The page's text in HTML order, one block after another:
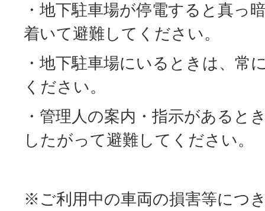
・地下駐車場が停電すると真っ
着いて避難してください。
・地下駐車場にいるときは、常
ください。
・管理人の案内・指示があると
したがって避難してください。
※ご利用中の車両の損害等につ